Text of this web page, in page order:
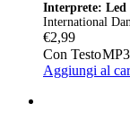
Interprete: Led
International
€2,99
Con TestoMP3
Aggiungi al